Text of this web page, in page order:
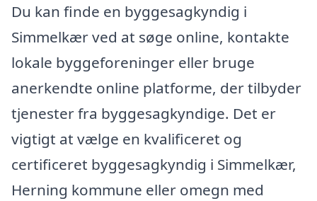
Du kan finde en byggesagkyndig i
Simmelkær ved at søge online, kontakte
lokale byggeforeninger eller bruge
anerkendte online platforme, der tilbyder
tjenester fra byggesagkyndige. Det er
vigtigt at vælge en kvalificeret og
certificeret byggesagkyndig i Simmelkær,
Herning kommune eller omegn med